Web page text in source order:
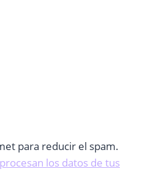
para reducir el spam.
los datos de tus